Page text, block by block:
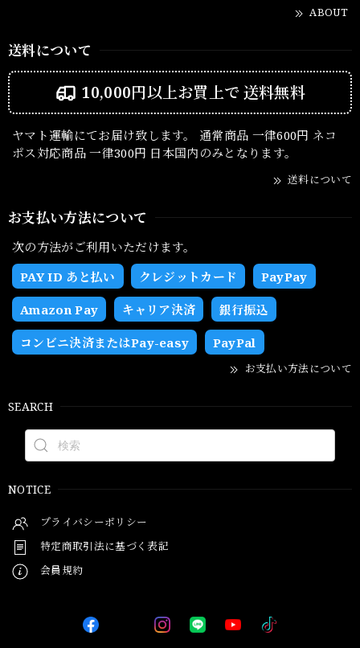
ABOUT
送料について
10,000円以上お買上で送料無料
ヤマト運輸にてお届け致します。 通常商品 一律600円 ネコ
ポス対応商品 一律300円 日本国内のみとなります。
送料について
お支払い方法について
次の方法がご利用いただけます。
PAY ID あと払い
クレジットカード PayPay
Amazon Pay キャリア決済 銀行振込
コンビニ決済またはPay-easy PayPal
お支払い方法について
SEARCH
NOTICE
プライバシーポリシー
特定商取引法に基づく表記
会員規約